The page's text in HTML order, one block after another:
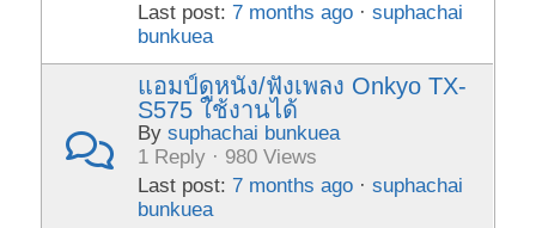
Last post:7 months ago ·suphachai
bunkuea
แอมป์ดูหนัง/ฟังเพลง Onkyo TX-
S575 ใช้งานได้
Bysuphachai bunkuea
1 Reply · 980 Views
Last post:7 months ago ·suphachai
bunkuea